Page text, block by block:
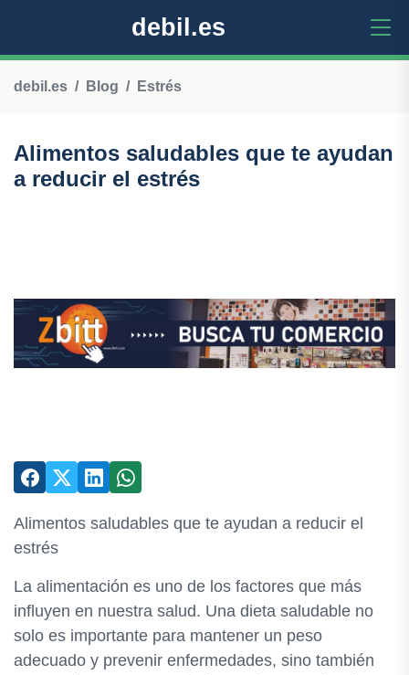
debil.es
debil.es Blog Estrés
Alimentos saludables que te ayudan
a reducir el estrés
Alimentos saludables que te ayudan a reducir el
estrés
La alimentación es uno de los factores que más
influyen en nuestra salud. Una dieta saludable no
solo es importante para mantener un peso
adecuado y prevenir enfermedades, sino también